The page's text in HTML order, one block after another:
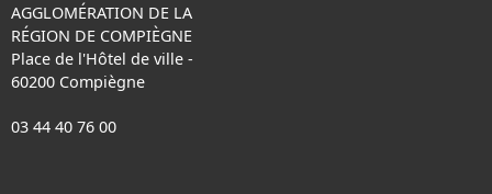
AGGLOMÉRATION DE LA
RÉGION DE COMPIÈGNE
Place de l'Hôtel de ville -
60200 Compiègne
03 44 40 76 00